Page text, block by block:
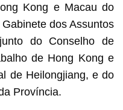
Kong e Macau do
dos Assuntos
do Conselho de
de Hong Kong e
de Heilongjiang, e do
Província.